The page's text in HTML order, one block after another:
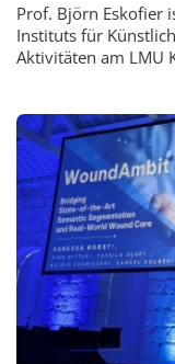
Prof. Björn Eskofier
Instituts für
Aktivitäten am LMU